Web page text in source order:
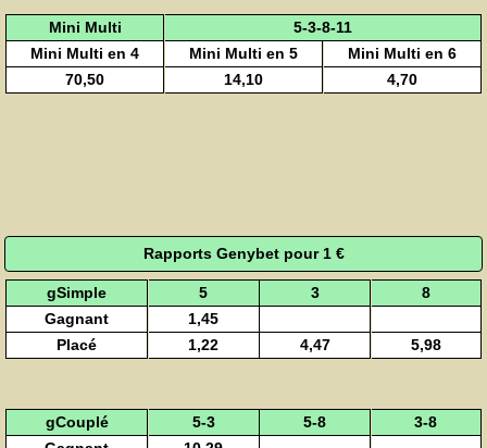
Mini Multi
5-3-8-11
Mini Multi en 4
Mini Multi en 5
Mini Multi en 6
70,50
14,10 4,70
Rapports Genybet pour 1 €
gSimple 5 3
8
Gagnant
1,45
Placé
1,22 4,47 5,98
gCouplé 5-3 5-8
3-8